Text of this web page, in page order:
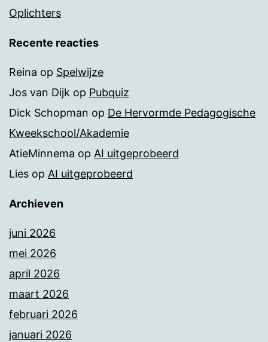
Oplichters
Recente reacties
Reina op Spelwijze
Jos van Dijk op Pubquiz
Dick Schopman op De Hervormde Pedagogische
Kweekschool/Akademie
AtieMinnema op AI uitgeprobeerd
Lies op AI uitgeprobeerd
Archieven
juni 2026
mei 2026
april 2026
maart 2026
februari 2026
januari 2026